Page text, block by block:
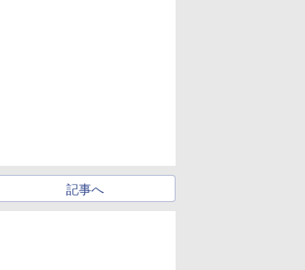
記事へ